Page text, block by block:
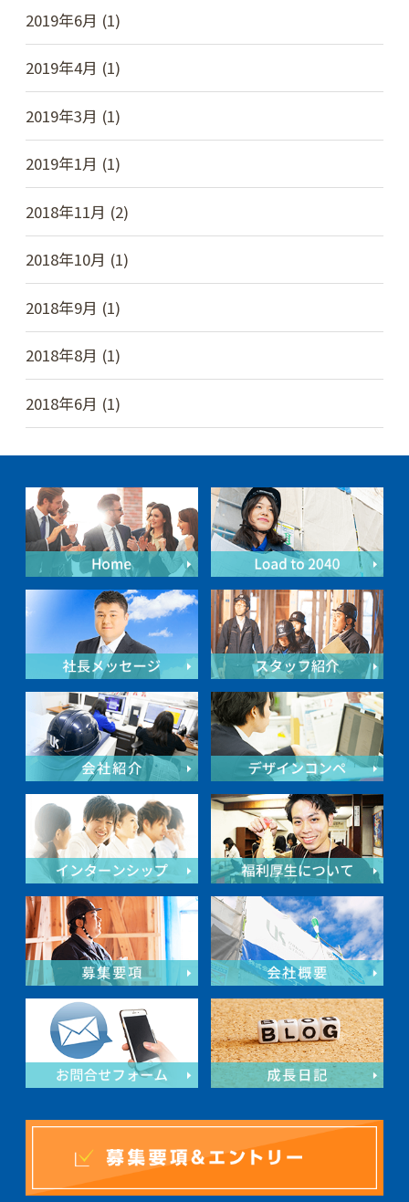
2019年6月 (1)
2019年4月 (1)
2019年3月 (1)
2019年1月 (1)
2018年11月 (2)
2018年10月 (1)
2018年9月 (1)
2018年8月 (1)
2018年6月 (1)